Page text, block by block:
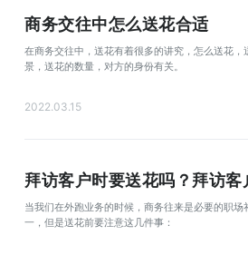
商务交往中怎么送花合适
在商务交往中，送花有着很多的讲究，怎么送花
景，送花的数量，对方的身份有关。
2022.03.15
拜访客户时要送花吗？拜访客
当我们在外跑业务的时候，商务往来是必要的职场
一，但是送花前要注意这几件事：